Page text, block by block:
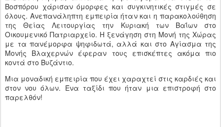
Βοσπόρου χάρισαν όμορφες και συγκινητικές στιγμές σε
όλους. Ανεπανάληπτη εμπειρία ήταν και η παρακολούθηση
της Θείας Λειτουργίας την Κυριακή των Βαΐων στο
Οικουμενικό Πατριαρχείο. Η ξενάγηση στη Μονή της Χώρας
με τα πανέμορφα ψηφιδωτά, αλλά και στο Αγίασμα της
Μονής Βλαχερνών έφεραν τους επισκέπτες ακόμα πιο
κοντά στο Βυζάντιο.
Μια μοναδική εμπειρία που έχει χαραχτεί στις καρδιές και
στον νου όλων. Ένα ταξίδι που ήταν μια επιστροφή στο
παρελθόν!